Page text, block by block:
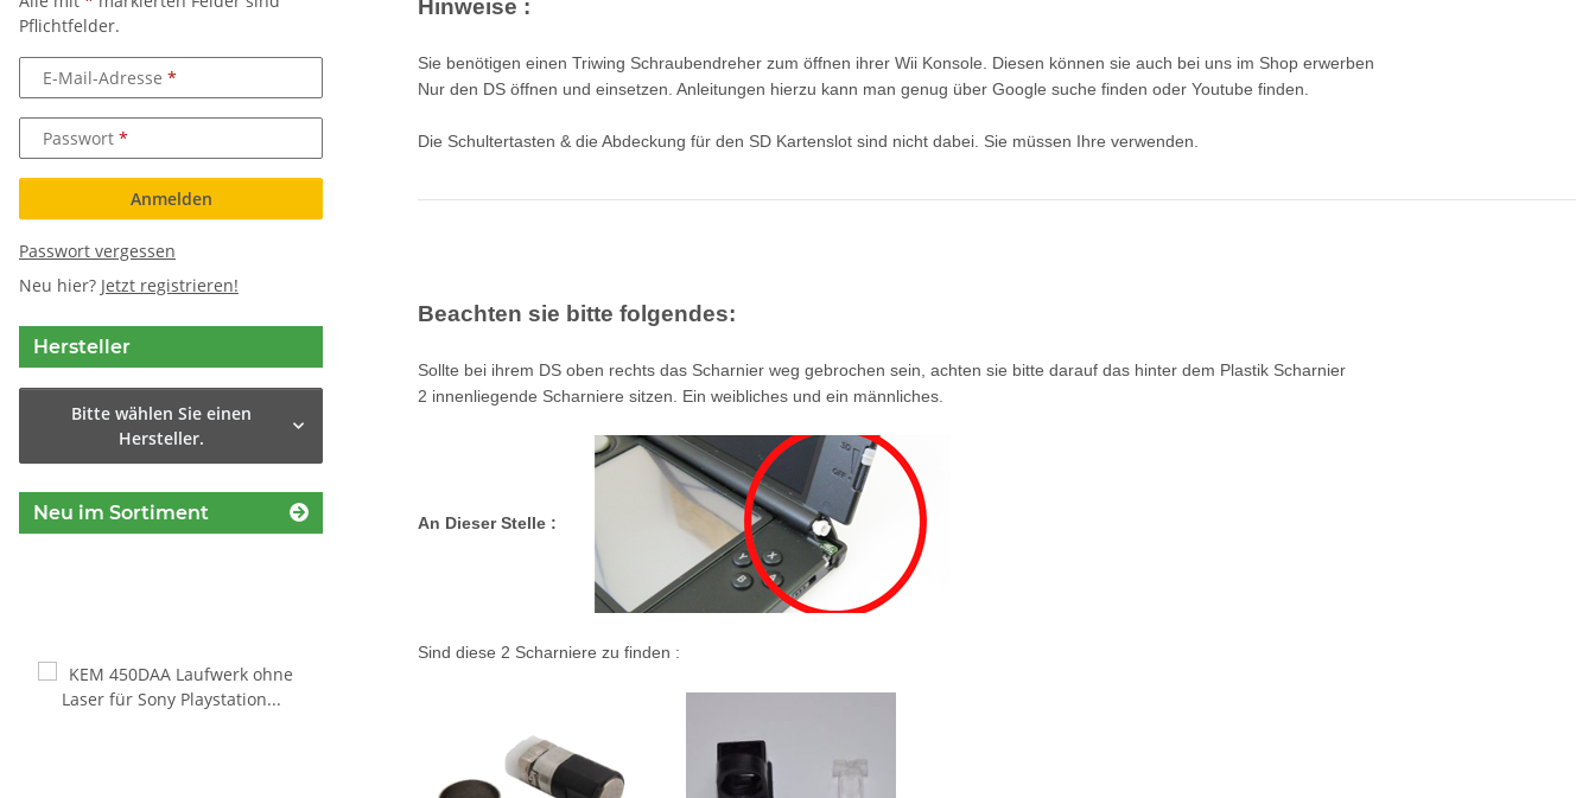
Hinweise :
Sie benötigen einen Triwing Schraubendreher zum öffnen ihrer Wii Konsole. Diesen können sie auch bei uns im Shop erwerben
Nur den DS öffnen und einsetzen. Anleitungen hierzu kann man genug über Google suche finden oder Youtube finden.
Die Schultertasten & die Abdeckung für den SD Kartenslot sind nicht dabei. Sie müssen Ihre verwenden.
Beachten sie bitte folgendes:
Sollte bei ihrem DS oben rechts das Scharnier weg gebrochen sein, achten sie bitte darauf das hinter dem Plastik Scharnier
2 innenliegende Scharniere sitzen. Ein weibliches und ein männliches.
An Dieser Stelle :
Sind diese 2 Scharniere zu finden :
Pflichtfelder.
E-Mail-Adresse
Passwort
Anmelden
Passwort vergessen
Neu hier? Jetzt registrieren!
Hersteller
Bitte wählen Sie einen
Hersteller.
Neu im Sortiment